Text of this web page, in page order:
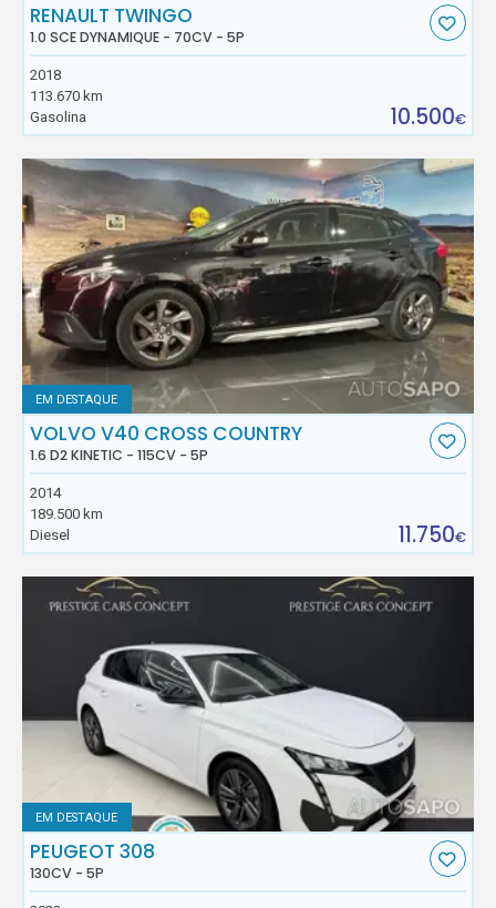
RENAULT TWINGO
1.0 SCE DYNAMIQUE - 70CV - 5P
2018
113.670 km
Gasolina
10.500€
EM DESTAQUE
VOLVO V40 CROSS COUNTRY
1.6 D2 KINETIC - 115CV - 5P
2014
189.500 km
Diesel
11.750€
EM DESTAQUE
PEUGEOT 308
130CV - 5P